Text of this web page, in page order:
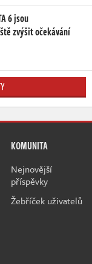
6 jsou
zvýšit očekávání
KOMUNITA
Nejnovější
příspěvky
Žebříček uživatelů